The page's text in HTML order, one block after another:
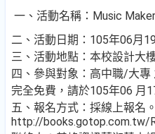
一、活動名稱：Music
二、活動日期：105年06月
三、活動地點：本校設計大
四、參與對象：高中職/大專
完全免費，請於105年06 月
五、報名方式：採線上報名
http://books.gotop.com.tw/